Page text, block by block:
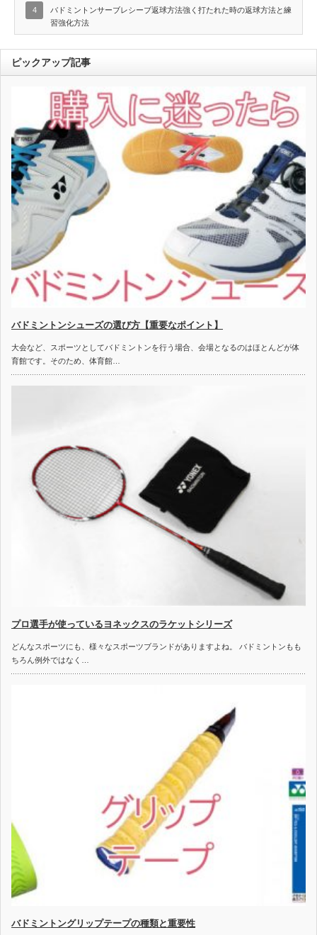
4
バドミントンサーブレシーブ返球方法強く打たれた時の返球方法と練
習強化方法
ピックアップ記事
バドミントンシューズの選び方【重要なポイント】
大会など、スポーツとしてバドミントンを行う場合、会場となるのはほとんどが体
育館です。そのため、体育館…
プロ選手が使っているヨネックスのラケットシリーズ
どんなスポーツにも、様々なスポーツブランドがありますよね。 バドミントンもも
ちろん例外ではなく…
バドミントングリップテープの種類と重要性